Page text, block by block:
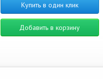
Купить в один клик
Добавить в корзину